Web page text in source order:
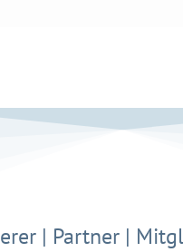
| Partner |